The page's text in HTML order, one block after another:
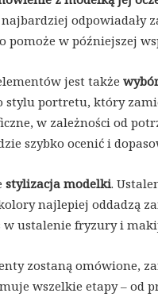
odpowiadały
w późniejszej
jest także
stylu portretu, który
w zależności od
szybko ocenić i
stylizacja modelki.
najlepiej oddadzą
ustalenie fryzury i
zostaną omówione,
wszelkie etapy – od